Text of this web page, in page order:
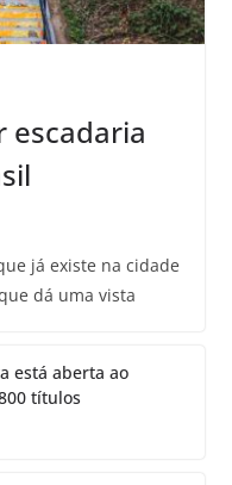
escadaria
já existe na cidade
dá uma vista
está aberta ao
títulos